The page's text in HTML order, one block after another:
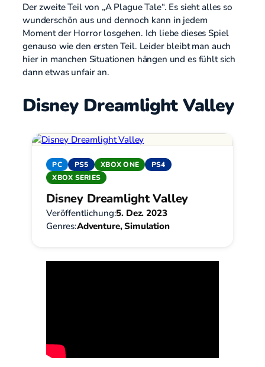
Der zweite Teil von „A Plague Tale“. Es sieht alles so
wunderschön aus und dennoch kann in jedem
Moment der Horror losgehen. Ich liebe dieses Spiel
genauso wie den ersten Teil. Leider bleibt man auch
hier in manchen Situationen hängen und es fühlt sich
dann etwas unfair an.
Disney Dreamlight Valley
PC PS5 XBOX ONE
PS4
XBOX SERIES
Disney Dreamlight Valley
Veröffentlichung:5. Dez. 2023
Genres:Adventure, Simulation